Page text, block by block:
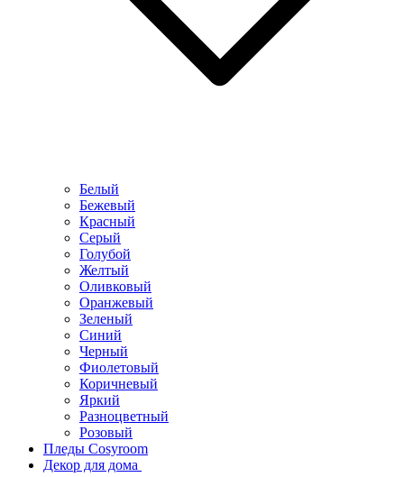
Белый
Бежевый
Красный
Серый
Голубой
Желтый
Оливковый
Оранжевый
Зеленый
Синий
Черный
Фиолетовый
Коричневый
Яркий
Разноцветный
Розовый
Пледы Cosyroom
Декор для дома